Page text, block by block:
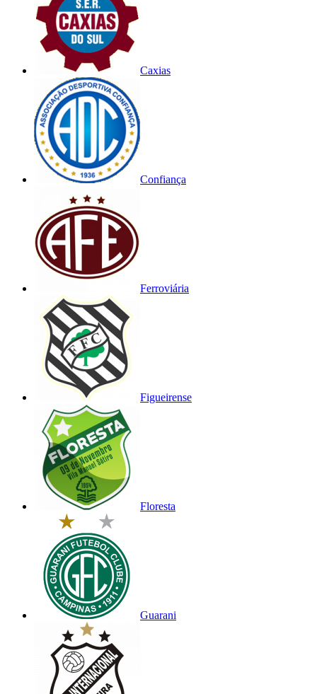
Caxias
Confiança
Ferroviária
Figueirense
Floresta
Guarani